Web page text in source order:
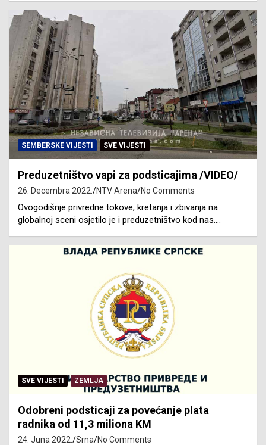
SEMBERSKE VIJESTI SVE VIJESTI
Preduzetništvo vapi za podsticajima /VIDEO/
26. Decembra 2022. NTV Arena No Comments
Ovogodišnje privredne tokove, kretanja i zbivanja na
globalnoj sceni osjetilo je i preduzetništvo kod nas.…
SVE VIJESTI ZEMLJA
Odobreni podsticaji za povećanje plata
radnika od 11,3 miliona KM
24. Juna 2022. Srna No Comments